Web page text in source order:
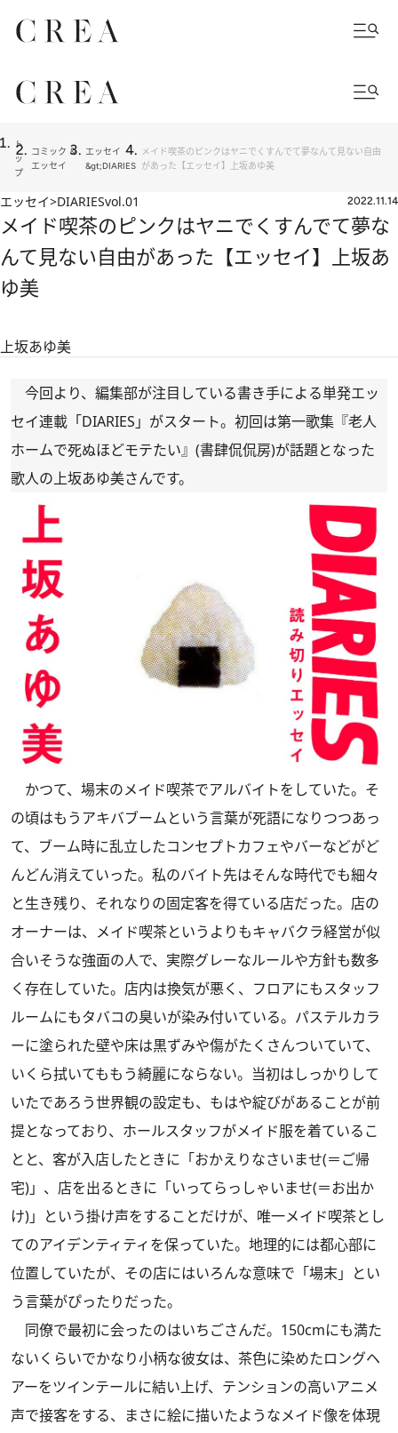
ト
ッ
プ
コミック ＆
エッセイ
エッセイ
&gt;DIARIES
メイド喫茶のピンクはヤニでくすんでて夢なんて見ない自由
があった【エッセイ】上坂あゆ美
エッセイ>DIARIESvol.01 2022.11.14
メイド喫茶のピンクはヤニでくすんでて夢な
んて見ない自由があった【エッセイ】上坂あ
ゆ美
上坂あゆ美
今回より、編集部が注目している書き手による単発エッ
セイ連載「DIARIES」がスタート。初回は第一歌集『老人
ホームで死ぬほどモテたい』(書肆侃侃房)が話題となった
歌人の上坂あゆ美さんです。
かつて、場末のメイド喫茶でアルバイトをしていた。そ
の頃はもうアキバブームという言葉が死語になりつつあっ
て、ブーム時に乱立したコンセプトカフェやバーなどがど
んどん消えていった。私のバイト先はそんな時代でも細々
と生き残り、それなりの固定客を得ている店だった。店の
オーナーは、メイド喫茶というよりもキャバクラ経営が似
合いそうな強面の人で、実際グレーなルールや方針も数多
く存在していた。店内は換気が悪く、フロアにもスタッフ
ルームにもタバコの臭いが染み付いている。パステルカラ
ーに塗られた壁や床は黒ずみや傷がたくさんついていて、
いくら拭いてももう綺麗にならない。当初はしっかりして
いたであろう世界観の設定も、もはや綻びがあることが前
提となっており、ホールスタッフがメイド服を着ているこ
とと、客が入店したときに「おかえりなさいませ(＝ご帰
宅)」、店を出るときに「いってらっしゃいませ(＝お出か
け)」という掛け声をすることだけが、唯一メイド喫茶とし
てのアイデンティティを保っていた。地理的には都心部に
位置していたが、その店にはいろんな意味で「場末」とい
う言葉がぴったりだった。
同僚で最初に会ったのはいちごさんだ。150cmにも満た
ないくらいでかなり小柄な彼女は、茶色に染めたロングヘ
アーをツインテールに結い上げ、テンションの高いアニメ
声で接客をする、まさに絵に描いたようなメイド像を体現